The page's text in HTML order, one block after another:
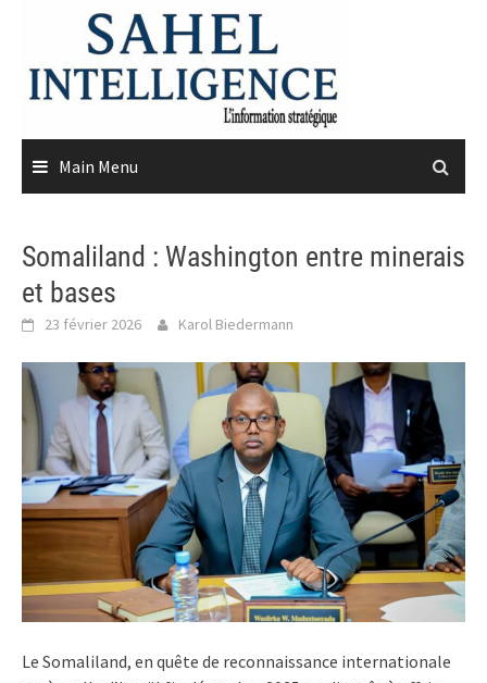
content
Main Menu
Somaliland : Washington entre minerais
et bases
23 février 2026 Karol Biedermann
Le Somaliland, en quête de reconnaissance internationale